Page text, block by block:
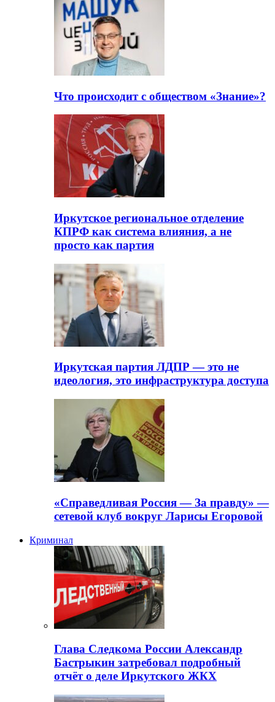
Что происходит с обществом «Знание»?
Иркутское региональное отделение
КПРФ как система влияния, а не
просто как партия
Иркутская партия ЛДПР — это не
идеология, это инфраструктура доступа
«Справедливая Россия — За правду» —
сетевой клуб вокруг Ларисы Егоровой
Криминал
Глава Следкома России Александр
Бастрыкин затребовал подробный
отчёт о деле Иркутского ЖКХ